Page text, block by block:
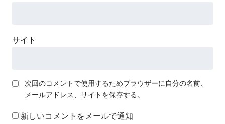
サイト
次回のコメントで使用するためブラウザーに自分の名前、
メールアドレス、サイトを保存する。
新しいコメントをメールで通知